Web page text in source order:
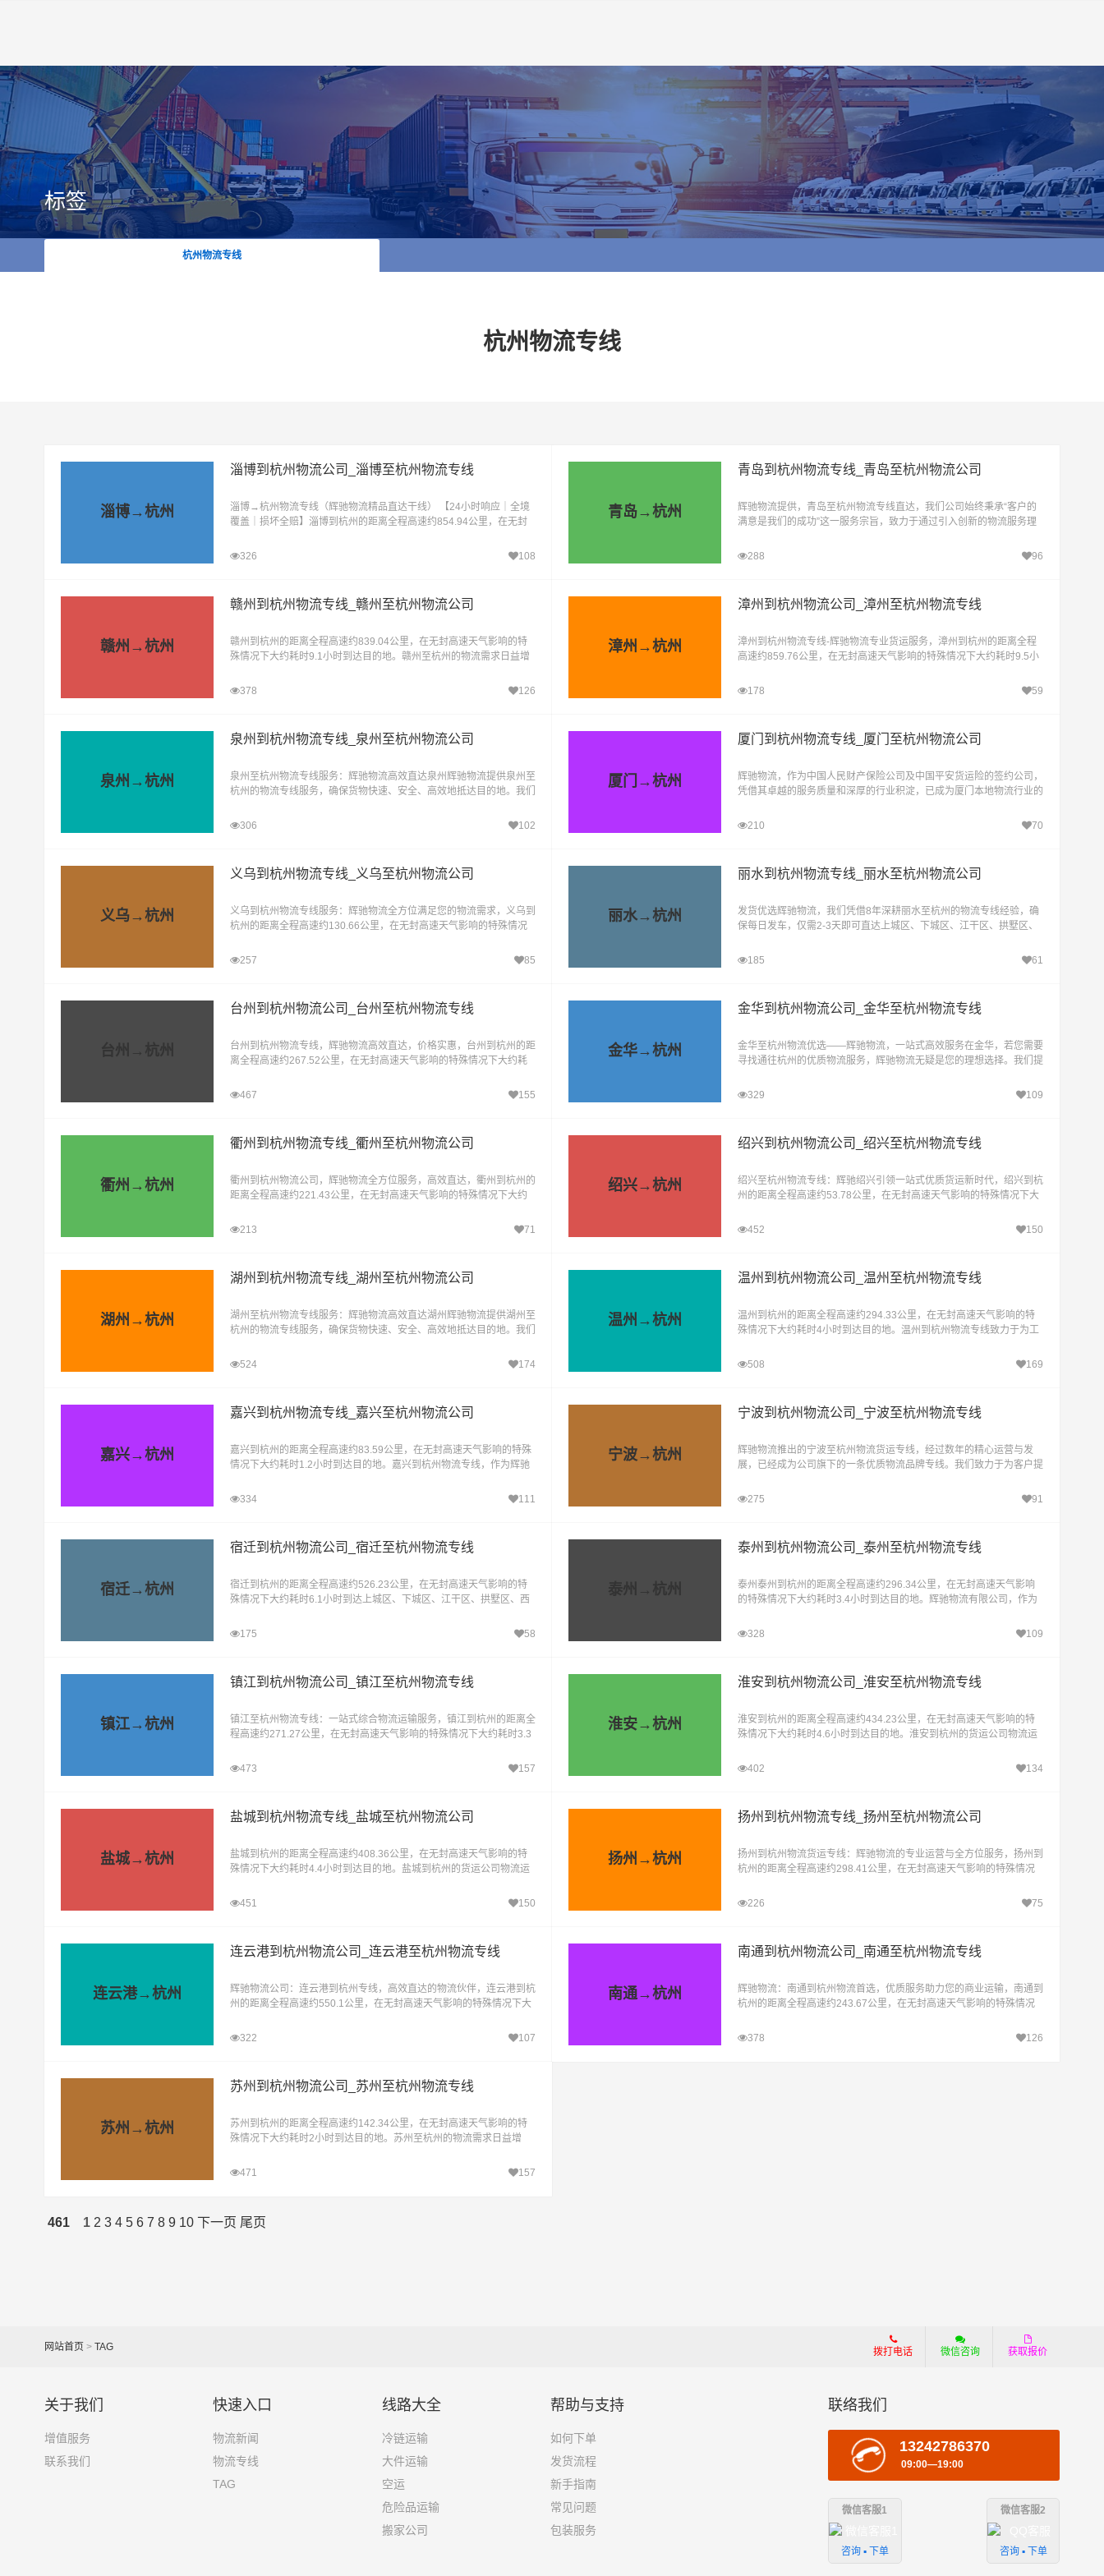
标签
杭州物流专线
杭州物流专线
淄博→杭州
淄博到杭州物流公司_淄博至杭州物流专线
淄博→杭州物流专线（辉驰物流精品直达干线） 【24小时响应｜全境
覆盖｜损坏全赔】淄博到杭州的距离全程高速约854.94公里，在无封
326
108
青岛→杭州
青岛到杭州物流专线_青岛至杭州物流公司
辉驰物流提供，青岛至杭州物流专线直达，我们公司始终秉承“客户的
满意是我们的成功”这一服务宗旨，致力于通过引入创新的物流服务理
288
96
赣州→杭州
赣州到杭州物流专线_赣州至杭州物流公司
赣州到杭州的距离全程高速约839.04公里，在无封高速天气影响的特
殊情况下大约耗时9.1小时到达目的地。赣州至杭州的物流需求日益增
378
126
漳州→杭州
漳州到杭州物流公司_漳州至杭州物流专线
漳州到杭州物流专线-辉驰物流专业货运服务，漳州到杭州的距离全程
高速约859.76公里，在无封高速天气影响的特殊情况下大约耗时9.5小
178
59
泉州→杭州
泉州到杭州物流专线_泉州至杭州物流公司
泉州至杭州物流专线服务：辉驰物流高效直达泉州辉驰物流提供泉州至
杭州的物流专线服务，确保货物快速、安全、高效地抵达目的地。我们
306
102
厦门→杭州
厦门到杭州物流专线_厦门至杭州物流公司
辉驰物流，作为中国人民财产保险公司及中国平安货运险的签约公司，
凭借其卓越的服务质量和深厚的行业积淀，已成为厦门本地物流行业的
210
70
义乌→杭州
义乌到杭州物流专线_义乌至杭州物流公司
义乌到杭州物流专线服务：辉驰物流全方位满足您的物流需求，义乌到
杭州的距离全程高速约130.66公里，在无封高速天气影响的特殊情况
257
85
丽水→杭州
丽水到杭州物流专线_丽水至杭州物流公司
发货优选辉驰物流，我们凭借8年深耕丽水至杭州的物流专线经验，确
保每日发车，仅需2-3天即可直达上城区、下城区、江干区、拱墅区、
185
61
台州→杭州
台州到杭州物流公司_台州至杭州物流专线
台州到杭州物流专线，辉驰物流高效直达，价格实惠，台州到杭州的距
离全程高速约267.52公里，在无封高速天气影响的特殊情况下大约耗
467
155
金华→杭州
金华到杭州物流公司_金华至杭州物流专线
金华至杭州物流优选——辉驰物流，一站式高效服务在金华，若您需要
寻找通往杭州的优质物流服务，辉驰物流无疑是您的理想选择。我们提
329
109
衢州→杭州
衢州到杭州物流专线_衢州至杭州物流公司
衢州到杭州物流公司，辉驰物流全方位服务，高效直达，衢州到杭州的
距离全程高速约221.43公里，在无封高速天气影响的特殊情况下大约
213
71
绍兴→杭州
绍兴到杭州物流公司_绍兴至杭州物流专线
绍兴至杭州物流专线：辉驰绍兴引领一站式优质货运新时代，绍兴到杭
州的距离全程高速约53.78公里，在无封高速天气影响的特殊情况下大
452
150
湖州→杭州
湖州到杭州物流专线_湖州至杭州物流公司
湖州至杭州物流专线服务：辉驰物流高效直达湖州辉驰物流提供湖州至
杭州的物流专线服务，确保货物快速、安全、高效地抵达目的地。我们
524
174
温州→杭州
温州到杭州物流公司_温州至杭州物流专线
温州到杭州的距离全程高速约294.33公里，在无封高速天气影响的特
殊情况下大约耗时4小时到达目的地。温州到杭州物流专线致力于为工
508
169
嘉兴→杭州
嘉兴到杭州物流专线_嘉兴至杭州物流公司
嘉兴到杭州的距离全程高速约83.59公里，在无封高速天气影响的特殊
情况下大约耗时1.2小时到达目的地。嘉兴到杭州物流专线，作为辉驰
334
111
宁波→杭州
宁波到杭州物流公司_宁波至杭州物流专线
辉驰物流推出的宁波至杭州物流货运专线，经过数年的精心运营与发
展，已经成为公司旗下的一条优质物流品牌专线。我们致力于为客户提
275
91
宿迁→杭州
宿迁到杭州物流公司_宿迁至杭州物流专线
宿迁到杭州的距离全程高速约526.23公里，在无封高速天气影响的特
殊情况下大约耗时6.1小时到达上城区、下城区、江干区、拱墅区、西
175
58
泰州→杭州
泰州到杭州物流公司_泰州至杭州物流专线
泰州泰州到杭州的距离全程高速约296.34公里，在无封高速天气影响
的特殊情况下大约耗时3.4小时到达目的地。辉驰物流有限公司，作为
328
109
镇江→杭州
镇江到杭州物流公司_镇江至杭州物流专线
镇江至杭州物流专线：一站式综合物流运输服务，镇江到杭州的距离全
程高速约271.27公里，在无封高速天气影响的特殊情况下大约耗时3.3
473
157
淮安→杭州
淮安到杭州物流公司_淮安至杭州物流专线
淮安到杭州的距离全程高速约434.23公里，在无封高速天气影响的特
殊情况下大约耗时4.6小时到达目的地。淮安到杭州的货运公司物流运
402
134
盐城→杭州
盐城到杭州物流专线_盐城至杭州物流公司
盐城到杭州的距离全程高速约408.36公里，在无封高速天气影响的特
殊情况下大约耗时4.4小时到达目的地。盐城到杭州的货运公司物流运
451
150
扬州→杭州
扬州到杭州物流专线_扬州至杭州物流公司
扬州到杭州物流货运专线：辉驰物流的专业运营与全方位服务，扬州到
杭州的距离全程高速约298.41公里，在无封高速天气影响的特殊情况
226
75
连云港→杭州
连云港到杭州物流公司_连云港至杭州物流专线
辉驰物流公司：连云港到杭州专线，高效直达的物流伙伴，连云港到杭
州的距离全程高速约550.1公里，在无封高速天气影响的特殊情况下大
322
107
南通→杭州
南通到杭州物流公司_南通至杭州物流专线
辉驰物流：南通到杭州物流首选，优质服务助力您的商业运输，南通到
杭州的距离全程高速约243.67公里，在无封高速天气影响的特殊情况
378
126
苏州→杭州
苏州到杭州物流公司_苏州至杭州物流专线
苏州到杭州的距离全程高速约142.34公里，在无封高速天气影响的特
殊情况下大约耗时2小时到达目的地。苏州至杭州的物流需求日益增
471
157
461 1 2 3 4 5 6 7 8 9 10 下一页 尾页
网站首页> TAG 拨打电话 微信咨询 获取报价
关于我们
增值服务
联系我们
快速入口
物流新闻
物流专线
TAG
线路大全
冷链运输
大件运输
空运
危险品运输
搬家公司
帮助与支持
如何下单
发货流程
新手指南
常见问题
包装服务
联络我们
13242786370
09:00—19:00
微信客服1
咨询 ▪ 下单
微信客服2
咨询 ▪ 下单